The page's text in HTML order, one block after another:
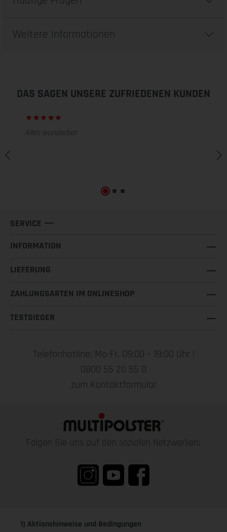
Weitere Informationen
DAS SAGEN UNSERE ZUFRIEDENEN KUNDEN
Alles wunderbar
SERVICE
INFORMATION
LIEFERUNG
ZAHLUNGSARTEN IM ONLINESHOP
TESTSIEGER
Telefonhotline: Mo-Fr, 09:00 – 19:00 Uhr |
0800 55 20 55 0
zum Kontaktformular
Folgen Sie uns auf den sozialen Netzwerken:
1) Aktionshinweise und Bedingungen